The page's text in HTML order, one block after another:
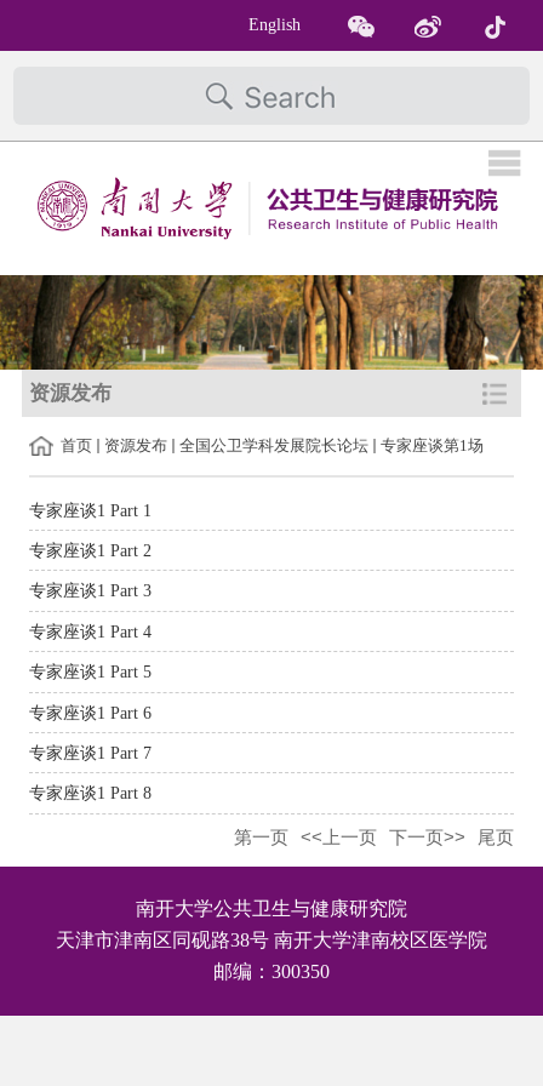
English
资源发布
首页 资源发布 全国公卫学科发展院长论坛 专家座谈第1场
专家座谈1 Part 1
专家座谈1 Part 2
专家座谈1 Part 3
专家座谈1 Part 4
专家座谈1 Part 5
专家座谈1 Part 6
专家座谈1 Part 7
专家座谈1 Part 8
第一页 <<上一页 下一页>> 尾页
南开大学公共卫生与健康研究院
天津市津南区同砚路38号 南开大学津南校区医学院
邮编：300350